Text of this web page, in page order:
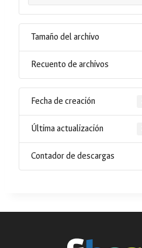
Tamaño del archivo
Recuento de archivos
Fecha de creación
Última actualización
Contador de descargas